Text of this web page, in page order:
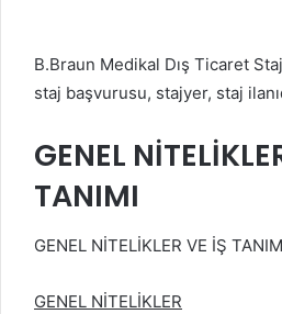
B.Braun Medikal Dış Ticaret
staj başvurusu, stajyer, staj
GENEL
TANIMI
GENEL NİTELİKLER VE İŞ
GENEL NİTELİKLER